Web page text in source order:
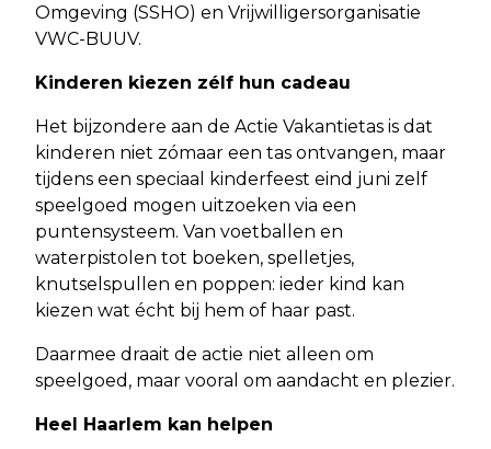
Omgeving (SSHO) en Vrijwilligersorganisatie
VWC-BUUV.
Kinderen kiezen zélf hun cadeau
Het bijzondere aan de Actie Vakantietas is dat
kinderen niet zómaar een tas ontvangen, maar
tijdens een speciaal kinderfeest eind juni zelf
speelgoed mogen uitzoeken via een
puntensysteem. Van voetballen en
waterpistolen tot boeken, spelletjes,
knutselspullen en poppen: ieder kind kan
kiezen wat écht bij hem of haar past.
Daarmee draait de actie niet alleen om
speelgoed, maar vooral om aandacht en plezier.
Heel Haarlem kan helpen